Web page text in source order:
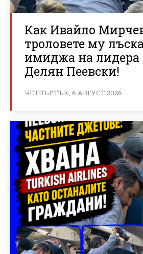
Как Ивайло
троловете му
имиджа на
Делян Пеевски!
ЧЕТВЪРТЪК, 6 АВГУСТ 2026